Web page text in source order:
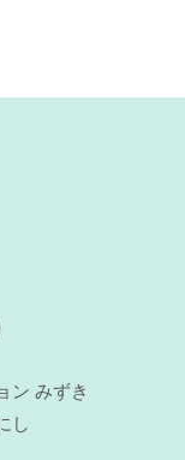
ン みずき
し